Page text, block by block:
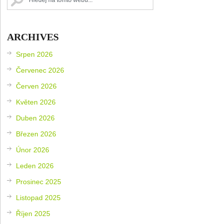
ARCHIVES
Srpen 2026
Červenec 2026
Červen 2026
Květen 2026
Duben 2026
Březen 2026
Únor 2026
Leden 2026
Prosinec 2025
Listopad 2025
Říjen 2025